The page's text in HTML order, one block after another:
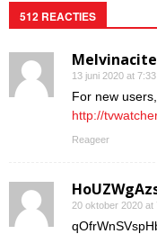
512 REACTIES
Melvinacite
13 juni 2020 at
For new users,
http://
Reageer
20 oktober 2020 at